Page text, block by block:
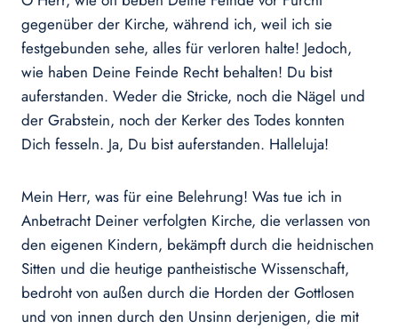
gegenüber der Kirche, während ich, weil ich sie
festgebunden sehe, alles für verloren halte! Jedoch,
wie haben Deine Feinde Recht behalten! Du bist
auferstanden. Weder die Stricke, noch die Nägel und
der Grabstein, noch der Kerker des Todes konnten
Dich fesseln. Ja, Du bist auferstanden. Halleluja!
Mein Herr, was für eine Belehrung! Was tue ich in
Anbetracht Deiner verfolgten Kirche, die verlassen von
den eigenen Kindern, bekämpft durch die heidnischen
Sitten und die heutige pantheistische Wissenschaft,
bedroht von außen durch die Horden der Gottlosen
und von innen durch den Unsinn derjenigen, die mit